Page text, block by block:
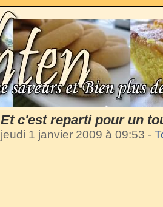
Et c'est reparti pour un
jeudi 1 janvier 2009 à 09:53 -